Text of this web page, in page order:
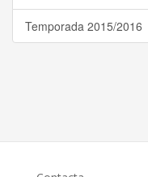
Temporada 2015/2016